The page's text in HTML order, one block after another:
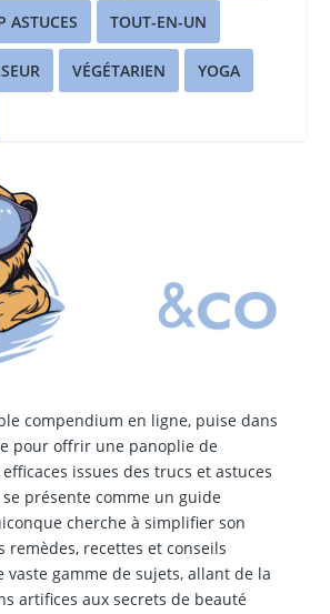
ASTUCES TOUT-EN-UN
VÉGÉTARIEN YOGA
compendium en ligne, puise dans
pour offrir une panoplie de
issues des trucs et astuces
présente comme un guide
cherche à simplifier son
recettes et conseils
gamme de sujets, allant de la
artifices aux secrets de beauté